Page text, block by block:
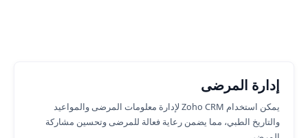
إدارة المرضى
يمكن استخدام Zoho CRM لإدارة معلومات المرضى والمواعيد
والتاريخ الطبي، مما يضمن رعاية فعالة للمرضى وتحسين مشاركة